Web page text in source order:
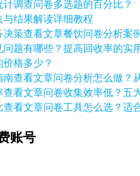
计调查问卷多选题的百分比？
结果解读详细教程
查看文章餐饮问卷分析案
问题有哪些？提高回收率的实
格多少？
查看文章问卷分析怎么做？
查看文章问卷收集效率低？五
查看文章问卷工具怎么选？适
账号